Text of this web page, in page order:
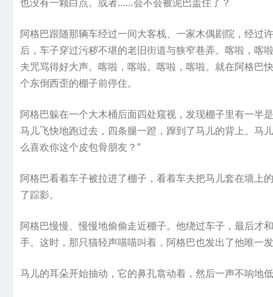
阿格巴跟随那辆车经过一间大客栈、一家木偶剧院，经过
后，车子穿过污秽不堪的老旧街道与狭窄巷弄。喀啦，喀
夫咒骂得好大声。喀啦，喀啦。喀啦，喀啦。就在阿格巴
个东倒西歪的棚子前停住。
阿格巴躲在一个大木桶后面四处窥视，发现棚子里有一半
马儿飞快地跑过去，四条腿一蹬，蹿到了马儿的背上。马
么喜欢你这个皮包骨朋友？”
阿格巴看着车子被拉进了棚子，看着车夫把马儿套在墙上
了踪影。
阿格巴慢慢、慢慢地偷偷走近棚子。他绕过车子，最后才
手。这时，那只猫轻声喵喵叫着，阿格巴也发出了他唯一
马儿的耳朵开始抽动，它的鼻孔翕动着，然后一声不响地